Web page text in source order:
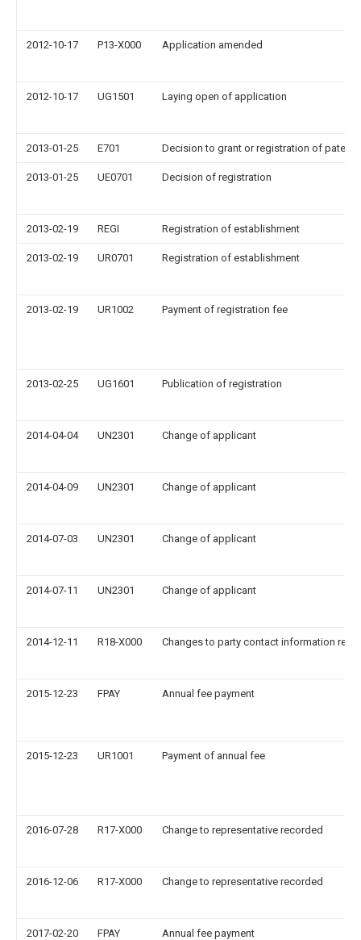
2012-10-17 P13-X000 Application amended
2012-10-17 UG1501 Laying open of application
2013-01-25 E701 Decision to grant or registration of patent
2013-01-25 UE0701 Decision of registration
2013-02-19 REGI Registration of establishment
2013-02-19 UR0701 Registration of establishment
2013-02-19 UR1002 Payment of registration fee
2013-02-25 UG1601 Publication of registration
2014-04-04 UN2301 Change of applicant
2014-04-09 UN2301 Change of applicant
2014-07-03 UN2301 Change of applicant
2014-07-11 UN2301 Change of applicant
2014-12-11 R18-X000 Changes to party contact information
2015-12-23 FPAY Annual fee payment
2015-12-23 UR1001 Payment of annual fee
2016-07-28 R17-X000 Change to representative recorded
2016-12-06 R17-X000 Change to representative recorded
2017-02-20 FPAY Annual fee payment